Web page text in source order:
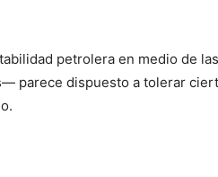
petrolera en medio de
parece dispuesto a tolerar